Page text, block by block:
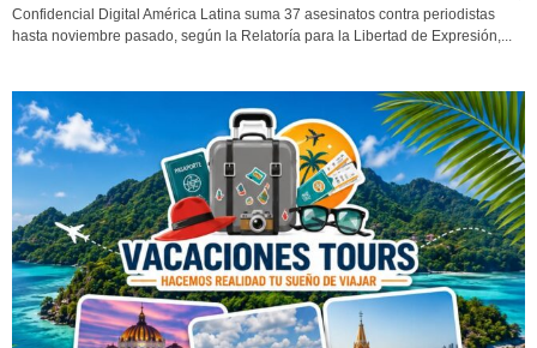
Confidencial Digital América Latina suma 37 asesinatos contra periodistas
hasta noviembre pasado, según la Relatoría para la Libertad de Expresión,...